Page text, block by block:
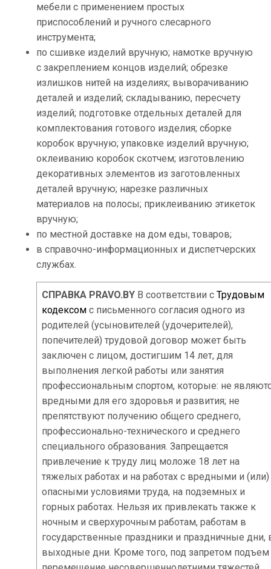
мебели с применением простых
приспособлений и ручного слесарного
инструмента;
по сшивке изделий вручную; намотке вручную
с закреплением концов изделий; обрезке
излишков нитей на изделиях; выворачиванию
деталей и изделий; складыванию, пересчету
изделий; подготовке отдельных деталей для
комплектования готового изделия; сборке
коробок вручную; упаковке изделий вручную;
оклеиванию коробок скотчем; изготовлению
декоративных элементов из заготовленных
деталей вручную; нарезке различных
материалов на полосы; приклеиванию этикеток
вручную;
по местной доставке на дом еды, товаров;
в справочно-информационных и диспетчерских
службах.
СПРАВКА PRAVO.BY В соответствии с Трудовым
кодексом с письменного согласия одного из
родителей (усыновителей (удочерителей),
попечителей) трудовой договор может быть
заключен с лицом, достигшим 14 лет, для
выполнения легкой работы или занятия
профессиональным спортом, которые: не
вредными для его здоровья и развития; не
препятствуют получению общего среднего,
профессионально-технического и среднего
специального образования. Запрещается
привлечение к труду лиц моложе 18 лет на
тяжелых работах и на работах с вредными и (или)
опасными условиями труда, на подземных и
горных работах. Нельзя их привлекать также к
ночным и сверхурочным работам, работам в
государственные праздники и праздничные дни,
выходные дни. Кроме того, под запретом подъем